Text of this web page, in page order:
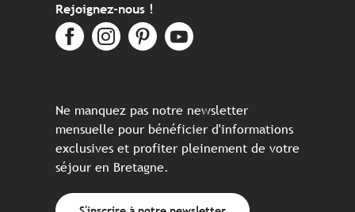
Rejoignez-nous !
Ne manquez pas notre newsletter
mensuelle pour bénéficier d'informations
exclusives et profiter pleinement de votre
séjour en Bretagne.